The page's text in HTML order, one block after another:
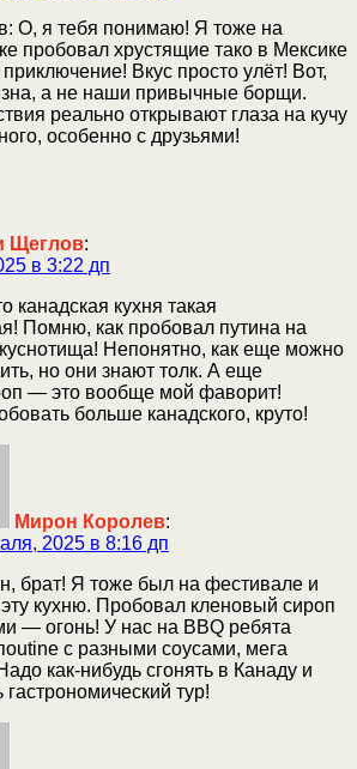
О, я тебя понимаю! Я тоже на
пробовал хрустящие тако в Мексике
Вкус просто улёт! Вот,
а не наши привычные борщи.
реально открывают глаза на кучу
особенно с друзьями!
Щеглов:
в 3:22 дп
канадская кухня такая
Помню, как пробовал путина на
Непонятно, как еще можно
но они знают толк. А еще
— это вообще мой фаворит!
больше канадского, круто!
Мирон Королев:
2025 в 8:16 дп
брат! Я тоже был на фестивале и
кухню. Пробовал кленовый сироп
— огонь! У нас на BBQ ребята
с разными соусами, мега
как-нибудь сгонять в Канаду и
гастрономический тур!